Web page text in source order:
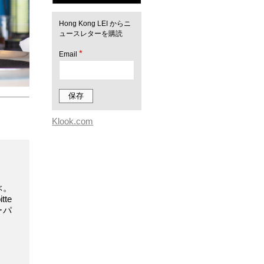
パ
Hong Kong LEI からニ
ュースレターを購読
Email*
Klook.com